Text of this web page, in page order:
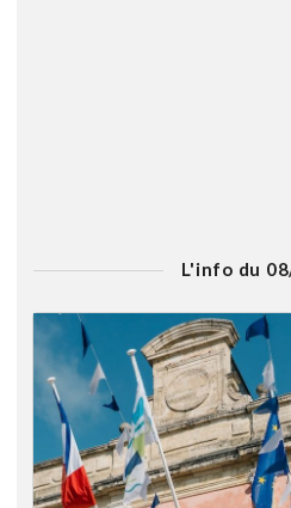
L'info du